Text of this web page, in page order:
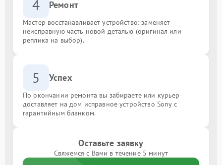
4 Ремонт
Мастер восстанавливает устройство: заменяет
неисправную часть новой деталью (оригинал или
реплика на выбор).
5 Успех
По окончании ремонта вы забираете или курьер
доставляет на дом исправное устройство Sony с
гарантийным бланком.
Оставьте заявку
Свяжемся с Вами в течение 5 минут